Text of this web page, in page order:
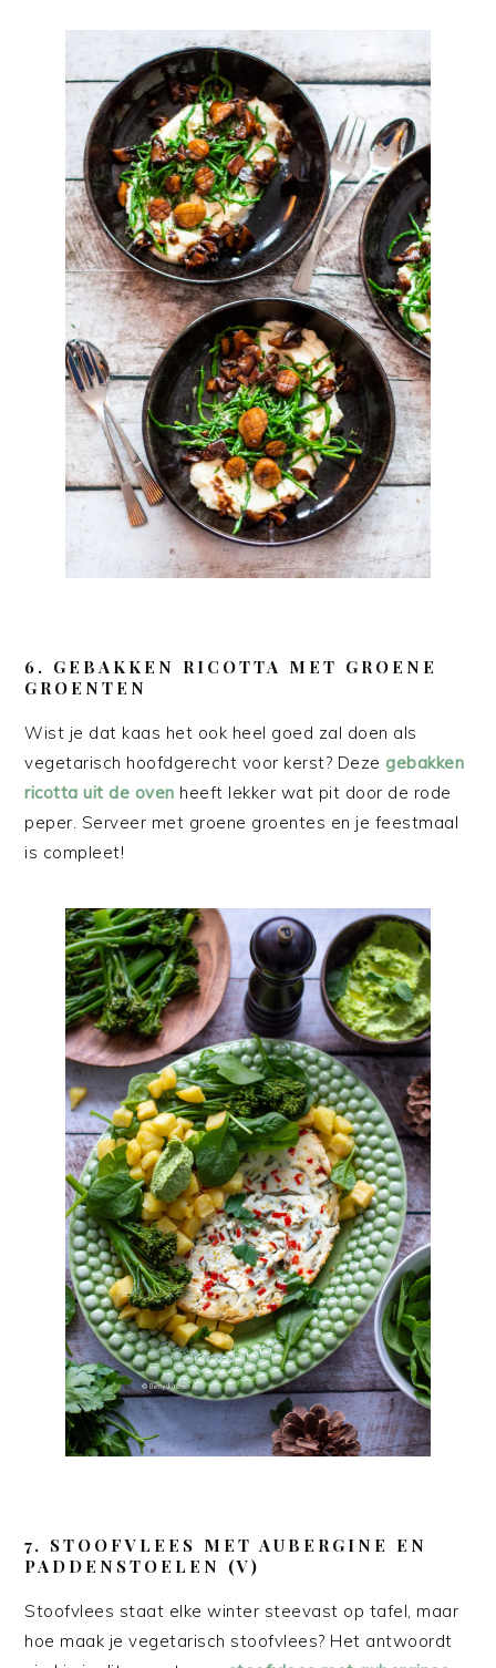
6. GEBAKKEN RICOTTA MET GROENE
GROENTEN
Wist je dat kaas het ook heel goed zal doen als
vegetarisch hoofdgerecht voor kerst? Dezegebakken
ricotta uit de oven heeft lekker wat pit door de rode
peper. Serveer met groene groentes en je feestmaal
is compleet!
7. STOOFVLEES MET AUBERGINE EN
PADDENSTOELEN (V)
Stoofvlees staat elke winter steevast op tafel, maar
hoe maak je vegetarisch stoofvlees? Het antwoordt